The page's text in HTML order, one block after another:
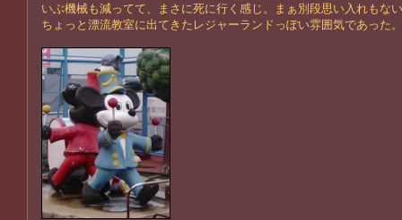
いぶ機械も減ってて、まさに死に行く感じ。まぁ別段思い入れもな
ちょっと漂流教室に出てきたレジャーランドっぽい雰囲気であった。